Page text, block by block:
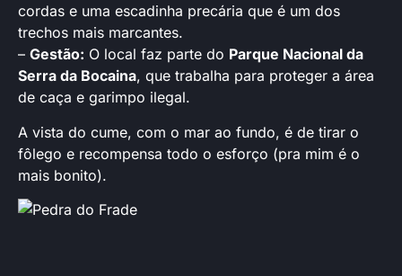
cordas e uma escadinha precária que é um dos
trechos mais marcantes.
– Gestão: O local faz parte do Parque Nacional da
Serra da Bocaina, que trabalha para proteger a área
de caça e garimpo ilegal.
A vista do cume, com o mar ao fundo, é de tirar o
fôlego e recompensa todo o esforço (pra mim é o
mais bonito).